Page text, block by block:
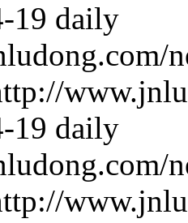
19 daily
19 daily